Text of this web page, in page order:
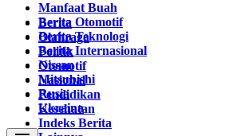
Manfaat Buah
Berita Otomotif
Berita Teknologi
Berita Internasional
Nissan
Mitsubishi
Rusia
Ukraina
Berita
Olahraga
Politik
Otomotif
Nasional
Pendidikan
Kesehatan
Indeks Berita